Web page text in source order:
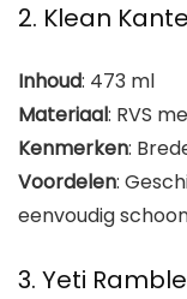
2. Klean
Inhoud: 473 ml
Materiaal: RVS
Kenmerken:
Voordelen:
eenvoudig
3. Yeti